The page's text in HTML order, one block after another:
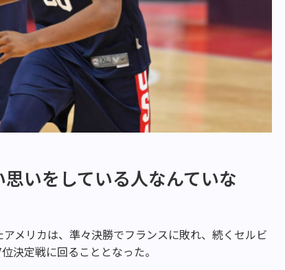
思いをしている人なんていな
メリカは、準々決勝でフランスに敗れ、続くセルビ
決定戦に回ることとなった。